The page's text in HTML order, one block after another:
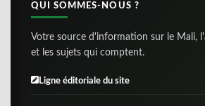
QUI SOMMES-NOUS ?
Votre source d'information sur le Mali,
et les sujets qui comptent.
Ligne éditoriale du site